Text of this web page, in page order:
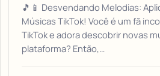
🎵📱 Desvendando Melodias:
Músicas TikTok! Você é um fã
TikTok e adora descobrir novas
plataforma? Então,…